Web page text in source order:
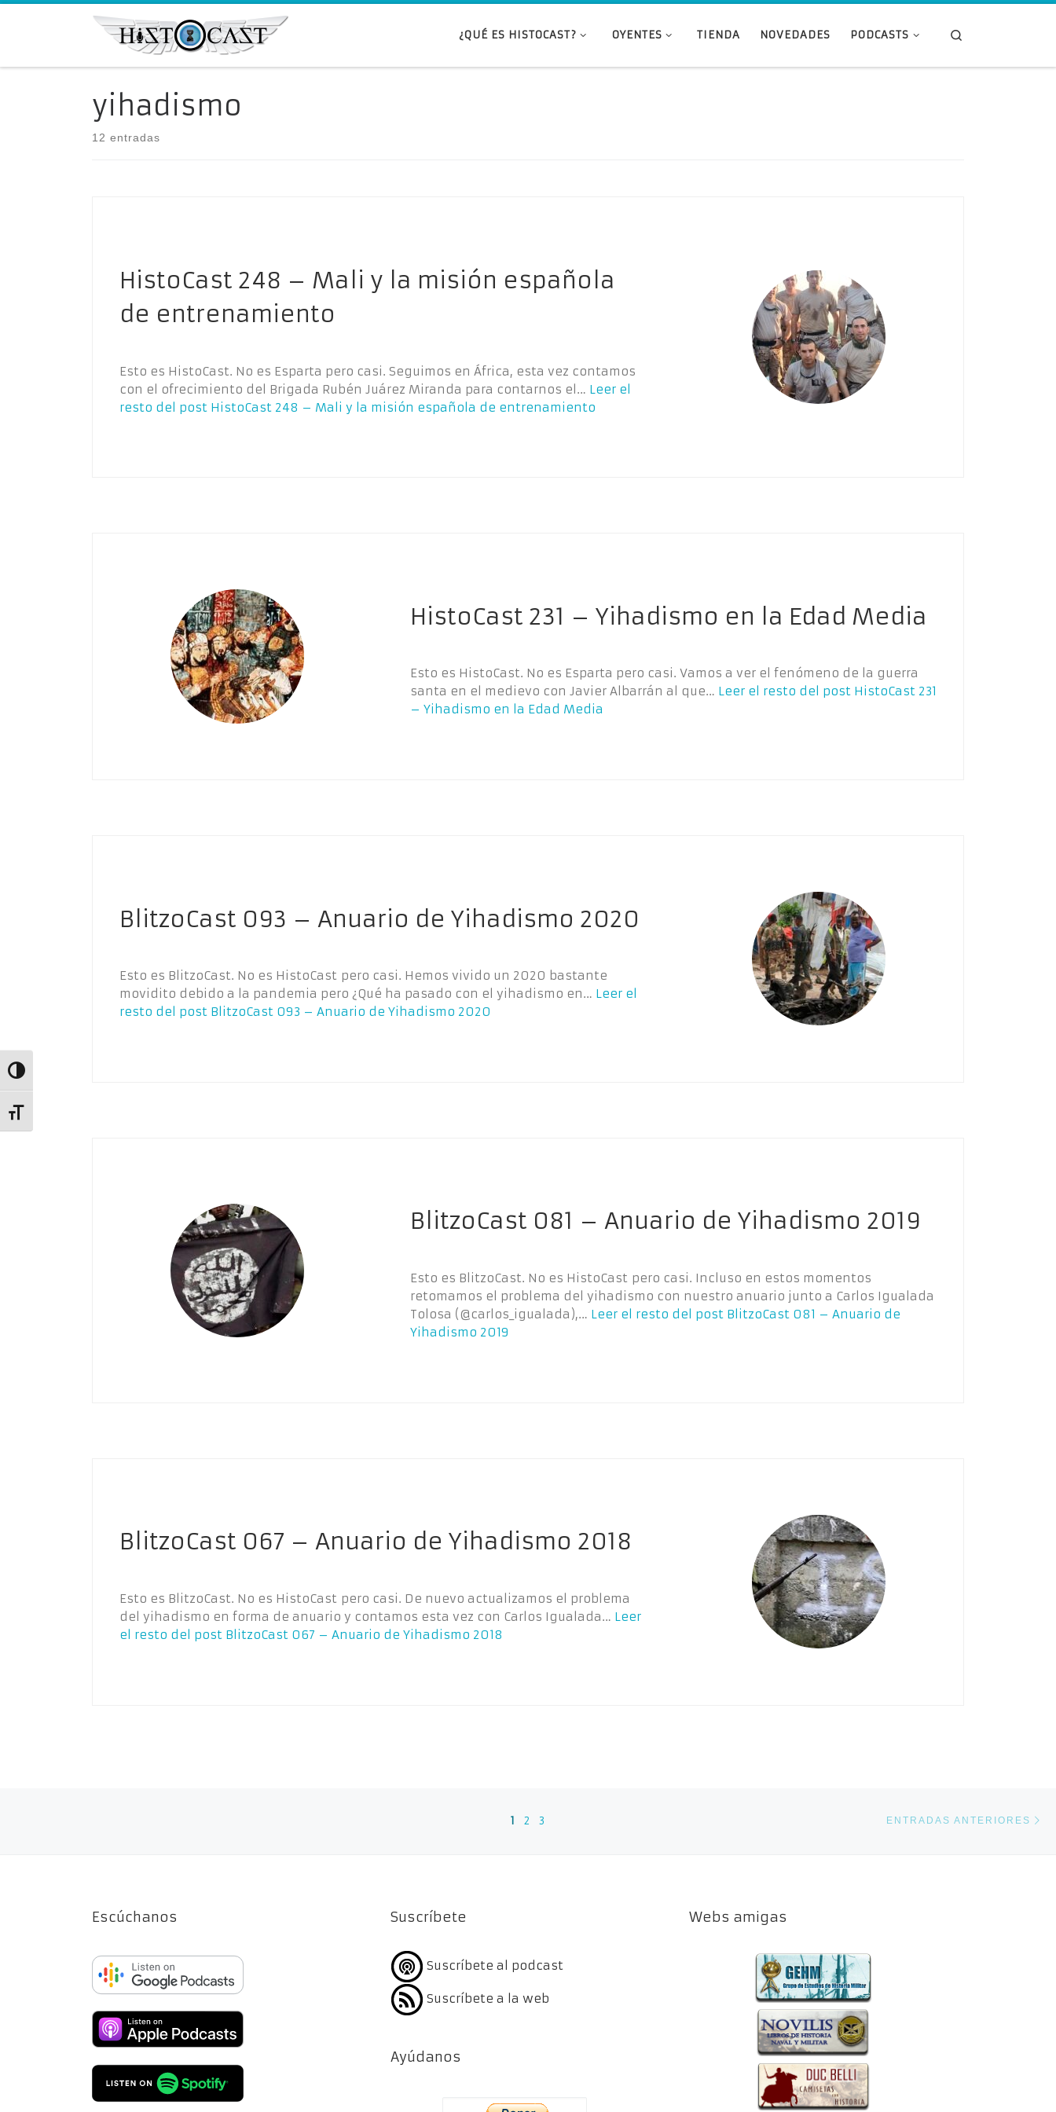
Alternar alto contraste
Alternar tamaño de letra
Saltar al contenido
¿QUÉ ES HISTOCAST? OYENTES TIENDA NOVEDADES PODCASTS
yihadismo
12 entradas
HistoCast 248 – Mali y la misión española
de entrenamiento
Esto es HistoCast. No es Esparta pero casi. Seguimos en África, esta vez contamos
con el ofrecimiento del Brigada Rubén Juárez Miranda para contarnos el… Leer el
resto del post HistoCast 248 – Mali y la misión española de entrenamiento
HistoCast 231 – Yihadismo en la Edad Media
Esto es HistoCast. No es Esparta pero casi. Vamos a ver el fenómeno de la guerra
santa en el medievo con Javier Albarrán al que… Leer el resto del post HistoCast 231
– Yihadismo en la Edad Media
BlitzoCast 093 – Anuario de Yihadismo 2020
Esto es BlitzoCast. No es HistoCast pero casi. Hemos vivido un 2020 bastante
movidito debido a la pandemia pero ¿Qué ha pasado con el yihadismo en… Leer el
resto del post BlitzoCast 093 – Anuario de Yihadismo 2020
BlitzoCast 081 – Anuario de Yihadismo 2019
Esto es BlitzoCast. No es HistoCast pero casi. Incluso en estos momentos
retomamos el problema del yihadismo con nuestro anuario junto a Carlos Igualada
Tolosa (@carlos_igualada),… Leer el resto del post BlitzoCast 081 – Anuario de
Yihadismo 2019
BlitzoCast 067 – Anuario de Yihadismo 2018
Esto es BlitzoCast. No es HistoCast pero casi. De nuevo actualizamos el problema
del yihadismo en forma de anuario y contamos esta vez con Carlos Igualada… Leer
el resto del post BlitzoCast 067 – Anuario de Yihadismo 2018
1 2 3 ENTRADAS ANTERIORES
Escúchanos Suscríbete
Suscríbete al podcast
Suscríbete a la web
Ayúdanos
Webs amigas